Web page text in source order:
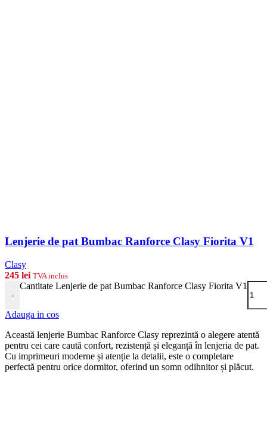
Lenjerie de pat Bumbac Ranforce Clasy Fiorita V1
Clasy
245 lei TVA inclus
-
Cantitate Lenjerie de pat Bumbac Ranforce Clasy Fiorita V1
Adauga in cos
Această lenjerie Bumbac Ranforce Clasy reprezintă o alegere atentă
pentru cei care caută confort, rezistență și eleganță în lenjeria de pat.
Cu imprimeuri moderne și atenție la detalii, este o completare
perfectă pentru orice dormitor, oferind un somn odihnitor și plăcut.